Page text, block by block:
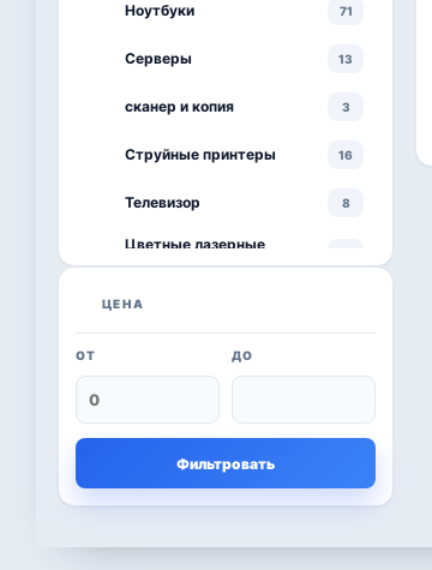
Ноутбуки 71
Серверы 13
сканер и копия 3
Струйные принтеры 16
Телевизор 8
Цветные лазерные
принтеры
черно-белый принтер
Kaspersky
Microsoft
Другие программы
ЦЕНА
ОТ ДО
Фильтровать